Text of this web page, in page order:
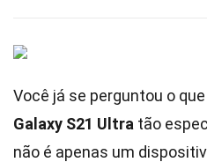
Você já se perguntou o
Galaxy S21 Ultra tão
não é apenas um